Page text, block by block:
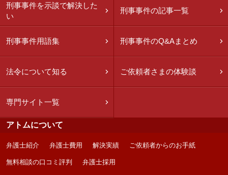
刑事事件を示談で解決した
い
刑事事件の記事一覧
刑事事件用語集 刑事事件のQ&Aまとめ
法令について知る ご依頼者さまの体験談
専門サイト一覧
アトムについて
弁護士紹介 弁護士費用 解決実績 ご依頼者からのお手紙
無料相談の口コミ評判 弁護士採用